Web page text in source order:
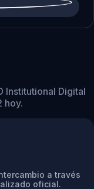
Institutional Digital
hoy.
a través
oficial.